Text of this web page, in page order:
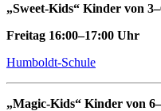
„Sweet-Kids“ Kinder von
Freitag 16:00–17:00 Uhr
Humboldt-Schule
„Magic-Kids“ Kinder von